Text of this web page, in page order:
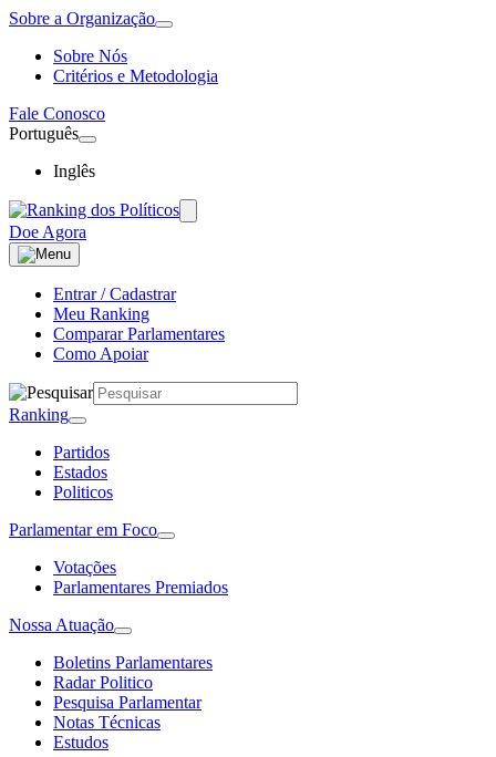
Sobre a Organização
Sobre Nós
Critérios e Metodologia
Fale Conosco
Português
Inglês
Doe Agora
Entrar / Cadastrar
Meu Ranking
Comparar Parlamentares
Como Apoiar
Ranking
Partidos
Estados
Politicos
Parlamentar em Foco
Votações
Parlamentares Premiados
Nossa Atuação
Boletins Parlamentares
Radar Politico
Pesquisa Parlamentar
Notas Técnicas
Estudos